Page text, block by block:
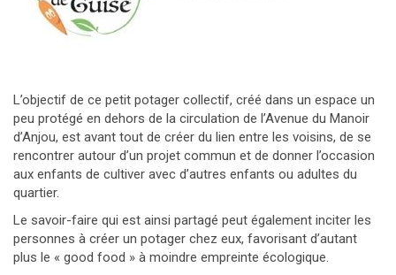
L’objectif de ce petit potager collectif, créé dans un espace un
peu protégé en dehors de la circulation de l’Avenue du Manoir
d’Anjou, est avant tout de créer du lien entre les voisins, de se
rencontrer autour d’un projet commun et de donner l’occasion
aux enfants de cultiver avec d’autres enfants ou adultes du
quartier.
Le savoir-faire qui est ainsi partagé peut également inciter les
personnes à créer un potager chez eux, favorisant d’autant
plus le « good food » à moindre empreinte écologique.